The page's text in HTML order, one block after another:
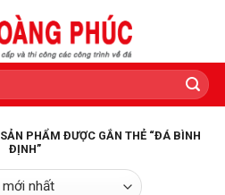
SẢN PHẨM ĐƯỢC GẮN THẺ “ĐÁ BÌNH
ĐỊNH”